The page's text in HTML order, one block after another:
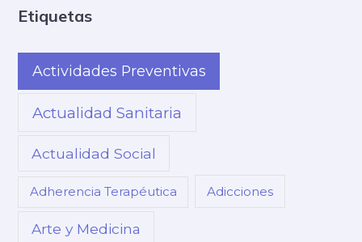
Etiquetas
Actividades Preventivas
Actualidad Sanitaria
Actualidad Social
Adherencia Terapéutica Adicciones
Arte y Medicina